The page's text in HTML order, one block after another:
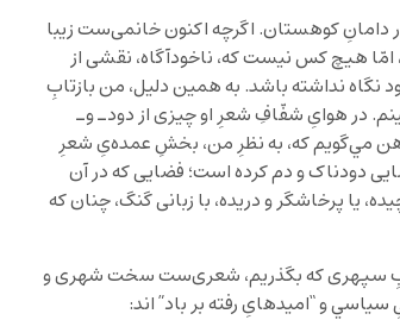
دامانِ کوهستان. اگرچه اکنون خانمی‌ست زيبا
هيچ کس نيست که، ناخودآگاه، نقشی از
نگاه نداشته باشد. به همين دليل، من بازتابِ
در هوایِ شفّافِ شعرِ او چيزی از دود‌ـ ‌و‌ـ
مي‌گويم که، به نظرِ من، بخشِ عمده‌یِ شعرِ
دودناک و دم کرده است؛ فضايی که در آن
يا پرخاشگر و دريده، با زبانی گنگ، چنان که
سپهری که بگذريم، شعری‌ست سخت شهری و
و “اميدهایِ رفته بر باد” اند: